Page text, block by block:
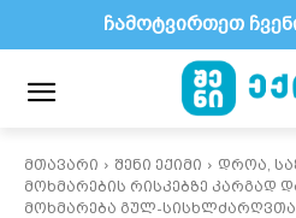
მთავარი შენი ექიმი
დროა,
მოხმარების რისკებზე კარგად
მოხმარება გულ-სისხლძარღვთა
ჩამოტვირთეთ